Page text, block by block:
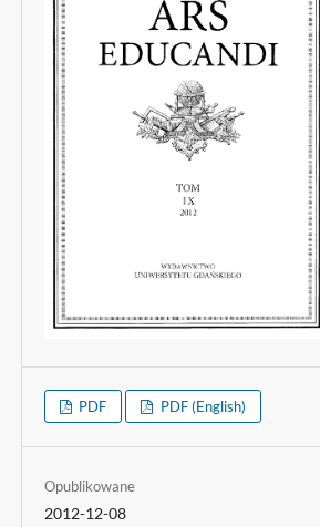
PDF PDF (English)
Opublikowane
2012-12-08